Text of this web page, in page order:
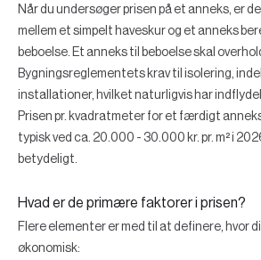
Når du undersøger prisen på et anneks, er
mellem et simpelt haveskur og et anneks
beboelse. Et anneks til beboelse skal
Bygningsreglementets krav til isolering,
installationer, hvilket naturligvis har
Prisen pr. kvadratmeter for et færdigt
typisk ved ca. 20.000 - 30.000 kr. pr. m² i
betydeligt.
Hvad er de primære faktorer i prisen?
Flere elementer er med til at definere, hvor
økonomisk: